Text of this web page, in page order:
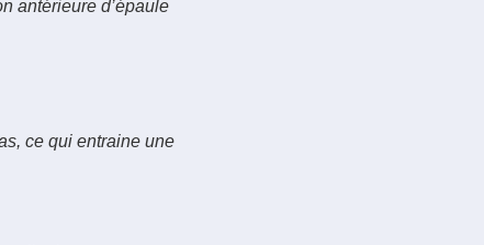
antérieure d’épaule
ce qui entraine une